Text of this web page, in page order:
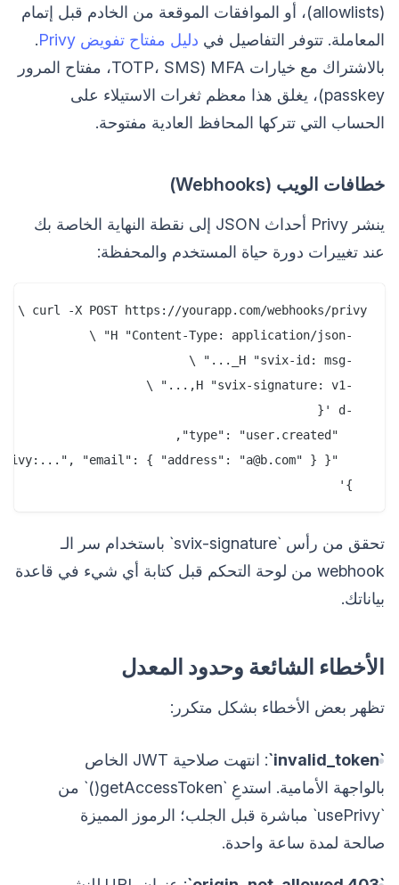
(allowlists)، أو الموافقات الموقعة من الخادم قبل إتمام
المعاملة. تتوفر التفاصيل في دليل مفتاح تفويض Privy
.
بالاشتراك مع خيارات MFA (TOTP، SMS، مفتاح المرور
passkey)، يغلق هذا معظم ثغرات الاستيلاء على
الحساب التي تتركها المحافظ العادية مفتوحة.
خطافات الويب (Webhooks)
ينشر Privy أحداث JSON إلى نقطة النهاية الخاصة بك
عند تغييرات دورة حياة المستخدم والمحفظة:
  }'
تحقق من رأس `svix-signature` باستخدام سر الـ
webhook من لوحة التحكم قبل كتابة أي شيء في قاعدة
بياناتك.
الأخطاء الشائعة وحدود المعدل
تظهر بعض الأخطاء بشكل متكرر:
`invalid_token`
: انتهت صلاحية JWT الخاص
بالواجهة الأمامية. استدعِ `getAccessToken()` من
`usePrivy` مباشرة قبل الجلب؛ الرموز المميزة
صالحة لمدة ساعة واحدة.